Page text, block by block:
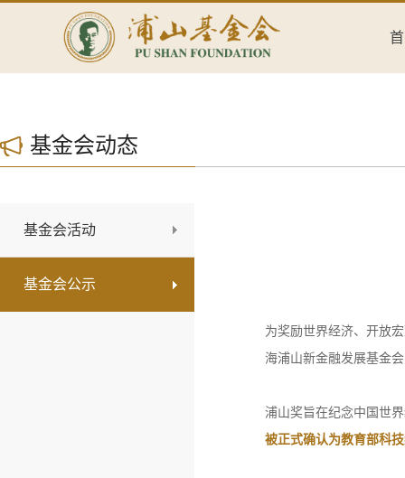
基金会动态
基金会活动
基金会公示
为奖励世界经济、开放
海浦山新金融发展基金
浦山奖旨在纪念中国世
被正式确认为教育部科